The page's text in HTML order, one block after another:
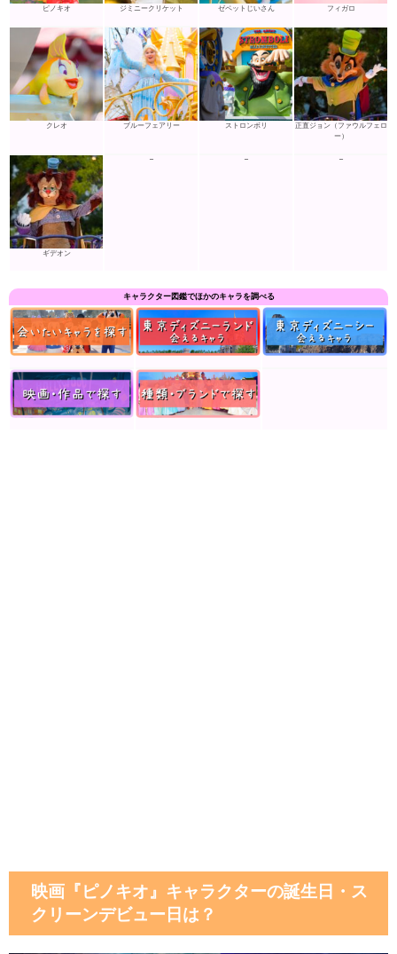
ピノキオ ジミニークリケット ゼペットじいさん フィガロ
クレオ ブルーフェアリー ストロンボリ
正直ジョン（ファウルフェロ
ー）
ギデオン
– – –
キャラクター図鑑でほかのキャラを調べる
映画『ピノキオ』キャラクターの誕生日・ス
クリーンデビュー日は？